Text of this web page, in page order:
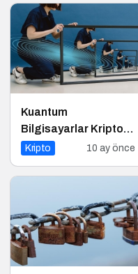
Kuantum
Bilgisayarlar Kripto
Paraları Tehdit Eder
Kripto 10 ay önce